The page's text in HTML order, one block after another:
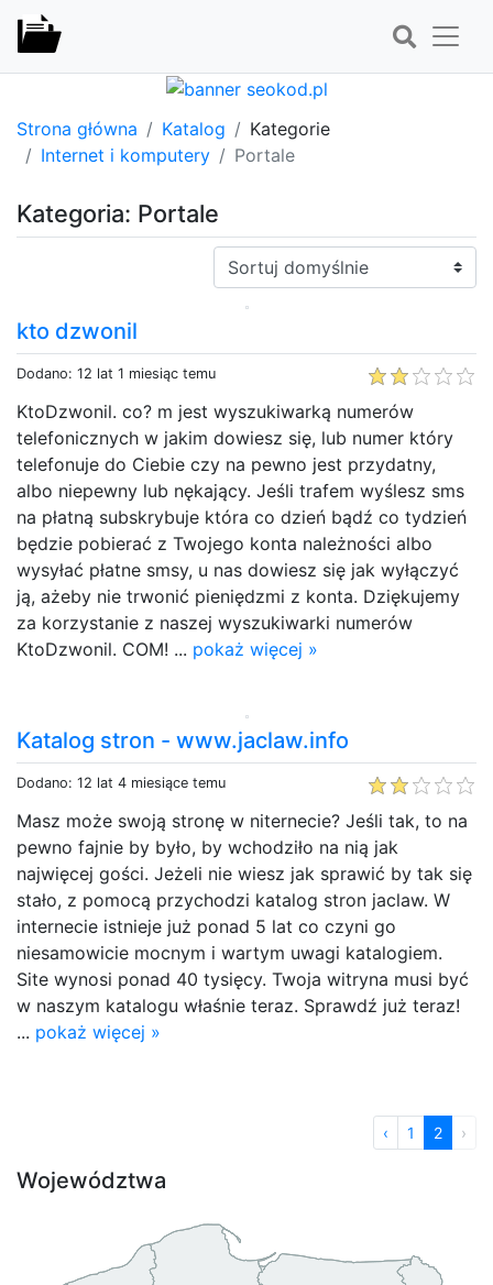
Strona główna Katalog
Kategorie
Internet i komputery
Portale
Kategoria: Portale
Sortuj:
kto dzwonil
Dodano: 12 lat 1 miesiąc temu
KtoDzwonil. co? m jest wyszukiwarką numerów
telefonicznych w jakim dowiesz się, lub numer który
telefonuje do Ciebie czy na pewno jest przydatny,
albo niepewny lub nękający. Jeśli trafem wyślesz sms
na płatną subskrybuje która co dzień bądź co tydzień
będzie pobierać z Twojego konta należności albo
wysyłać płatne smsy, u nas dowiesz się jak wyłączyć
ją, ażeby nie trwonić pieniędzmi z konta. Dziękujemy
za korzystanie z naszej wyszukiwarki numerów
KtoDzwonil. COM! ... pokaż więcej »
Katalog stron - www.jaclaw.info
Dodano: 12 lat 4 miesiące temu
Masz może swoją stronę w niternecie? Jeśli tak, to na
pewno fajnie by było, by wchodziło na nią jak
najwięcej gości. Jeżeli nie wiesz jak sprawić by tak się
stało, z pomocą przychodzi katalog stron jaclaw. W
internecie istnieje już ponad 5 lat co czyni go
niesamowicie mocnym i wartym uwagi katalogiem.
Site wynosi ponad 40 tysięcy. Twoja witryna musi być
w naszym katalogu właśnie teraz. Sprawdź już teraz!
... pokaż więcej »
‹ 1 2 ›
Województwa